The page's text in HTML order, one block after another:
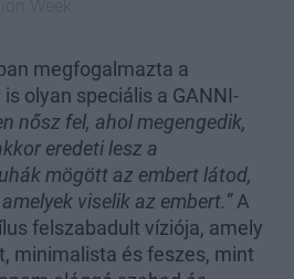
megfogalmazta a
olyan speciális a GANNI-
nősz fel, ahol megengedik,
eredeti lesz a
mögött az embert látod,
viselik az embert.”A
felszabadult víziója, amely
minimalista és feszes, mint